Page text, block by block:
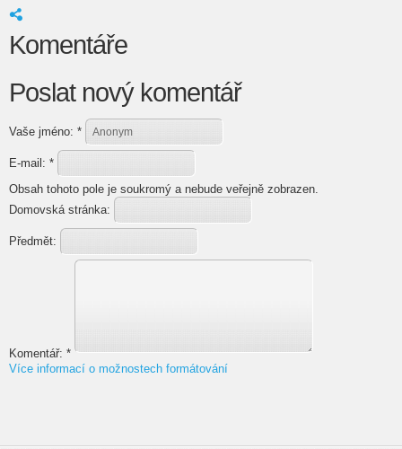
Komentáře
Poslat nový komentář
Vaše jméno: *
E-mail: *
Obsah tohoto pole je soukromý a nebude veřejně zobrazen.
Domovská stránka:
Předmět:
Komentář: *
Více informací o možnostech formátování